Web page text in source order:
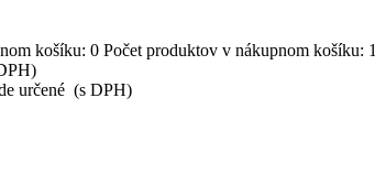
košíku: 0 Počet produktov v nákupnom košíku: 1
určené (s DPH)